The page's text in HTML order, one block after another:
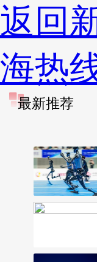
返回
海热
最新推荐